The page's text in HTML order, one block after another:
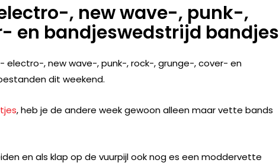
, new wave-, punk-,
en bandjeswedstrijd bandjes
electro-, new wave-, punk-, rock-, grunge-, cover- en
dit weekend.
, heb je de andere week gewoon alleen maar vette bands
en als klap op de vuurpijl ook nog es een moddervette